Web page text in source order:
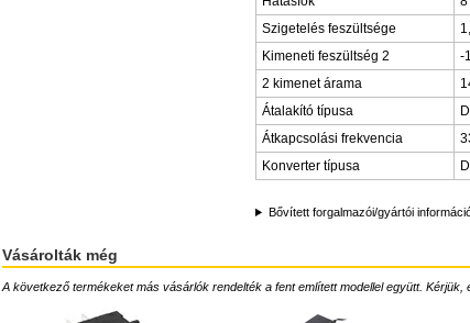
Szigetelés feszültsége
Kimeneti feszültség 2
-
2 kimenet árama
Átalakító típusa
Átkapcsolási frekvencia
Konverter típusa
Bővített forgalmazói/gyártói
Vásárolták még
A következő termékeket más vásárlók rendelték a fent említett modellel együtt. Kérjük,